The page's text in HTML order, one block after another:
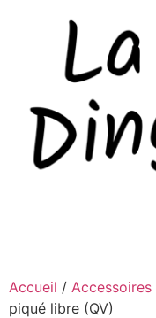
Accueil / Accessoires
piqué libre (QV)